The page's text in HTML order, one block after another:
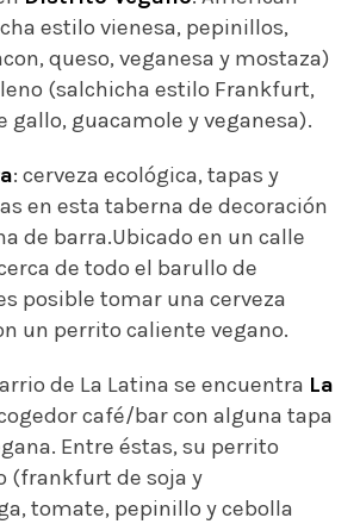
estilo vienesa, pepinillos,
queso, veganesa y mostaza)
(salchicha estilo Frankfurt,
gallo, guacamole y veganesa).
: cerveza ecológica, tapas y
en esta taberna de decoración
de barra.Ubicado en un calle
de todo el barullo de
posible tomar una cerveza
un perrito caliente vegano.
de La Latina se encuentra La
café/bar con alguna tapa
Entre éstas, su perrito
(frankfurt de soja y
tomate, pepinillo y cebolla